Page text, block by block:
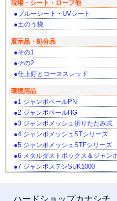
現場・シート・ロープ他
ブルーシート・UVシート
土のう袋
展示品・処分品
その1
その2
仕上釘とコーススレッド
環境用品
1 ジャンボペールPN
2 ジャンボペールHG
3 ジャンボメッシュ折りたたみ
4 ジャンボメッシュSTシリーズ
5 ジャンボメッシュSTFシリーズ
6 メタルダストボックス＆ジャン
7 ジャンボステンSUK1000
ハードショップカナシチ